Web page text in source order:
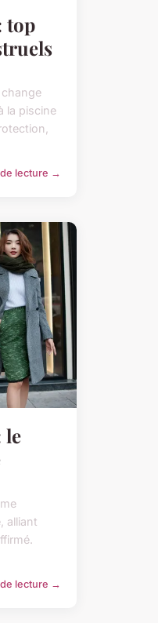
top
la piscine
lecture →
le
alliant
lecture →